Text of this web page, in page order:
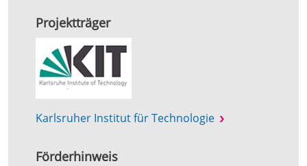
Projektträger
Karlsruher Institut für Technologie
Förderhinweis